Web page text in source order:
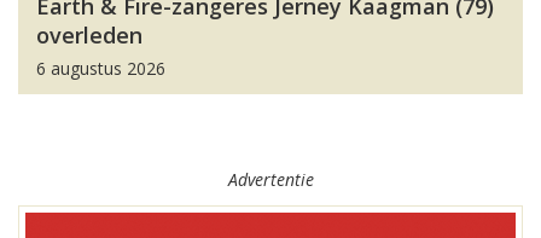
Earth & Fire-zangeres Jerney Kaagman (79)
overleden
6 augustus 2026
Advertentie